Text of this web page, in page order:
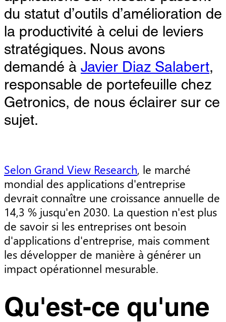
du statut d’outils d’amélioration de
la productivité à celui de leviers
stratégiques. Nous avons
demandé à Javier Diaz Salabert,
responsable de portefeuille chez
Getronics, de nous éclairer sur ce
sujet.
Selon Grand View Research, le marché
mondial des applications d'entreprise
devrait connaître une croissance annuelle de
14,3 % jusqu'en 2030. La question n'est plus
de savoir si les entreprises ont besoin
d'applications d'entreprise, mais comment
les développer de manière à générer un
impact opérationnel mesurable.
Qu'est-ce qu'une